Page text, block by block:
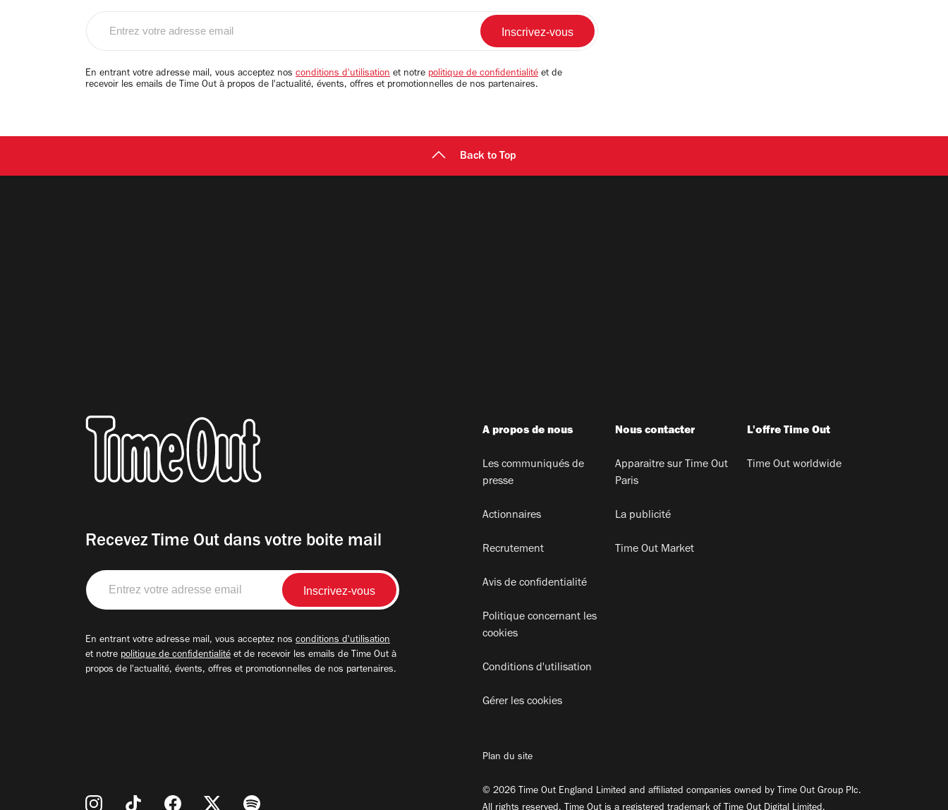
email
En entrant votre adresse mail, vous acceptez nos conditions d'utilisation et notre politique de confidentialité et de
recevoir les emails de Time Out à propos de l'actualité, évents, offres et promotionnelles de nos partenaires.
Back to Top
Recevez Time Out dans votre boite mail
Entrez
votre
adresse
En entrant votre adresse mail, vous acceptez nos conditions d'utilisation
et notre politique de confidentialité et de recevoir les emails de Time Out à
propos de l'actualité, évents, offres et promotionnelles de nos partenaires.
A propos de nous
Les communiqués de
presse
Actionnaires
Recrutement
Avis de confidentialité
Politique concernant les
cookies
Conditions d'utilisation
Gérer les cookies
Nous contacter
Apparaitre sur Time Out
Paris
La publicité
Time Out Market
L'offre Time Out
Time Out worldwide
Plan du site
© 2026 Time Out England Limited and affiliated companies owned by Time Out Group Plc.